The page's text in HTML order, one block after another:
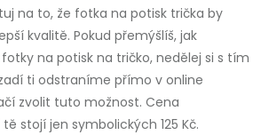
na to, že fotka na potisk trička by
kvalitě. Pokud přemýšlíš, jak
na potisk na tričko, nedělej si s tím
ti odstraníme přímo v online
zvolit tuto možnost. Cena
stojí jen symbolických 125 Kč.